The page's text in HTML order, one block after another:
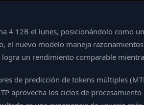
4 12B el lunes, posicionándolo como
el nuevo modelo maneja
un rendimiento comparable
de predicción de tokens múltiples
aprovecha los ciclos de